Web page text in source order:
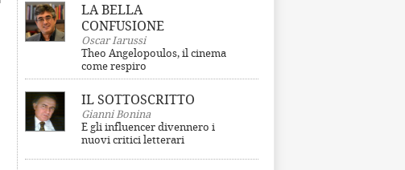
LA BELLA
CONFUSIONE
Oscar Iarussi
Theo Angelopoulos, il cinema
come respiro
IL SOTTOSCRITTO
Gianni Bonina
E gli influencer divennero i
nuovi critici letterari